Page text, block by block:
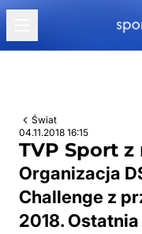
Przejdź do treści
Świat
04.11.2018 16:15
TVP Sport
Organizacja
Challenge z
2018.